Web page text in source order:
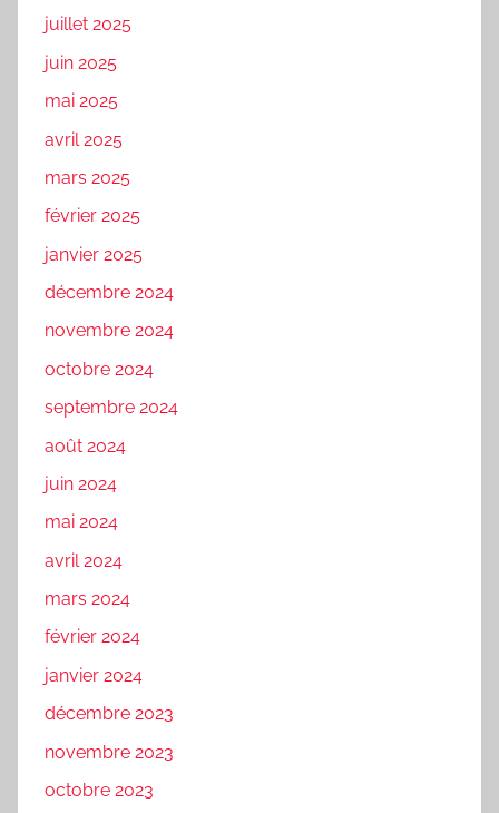
juillet 2025
juin 2025
mai 2025
avril 2025
mars 2025
février 2025
janvier 2025
décembre 2024
novembre 2024
octobre 2024
septembre 2024
août 2024
juin 2024
mai 2024
avril 2024
mars 2024
février 2024
janvier 2024
décembre 2023
novembre 2023
octobre 2023